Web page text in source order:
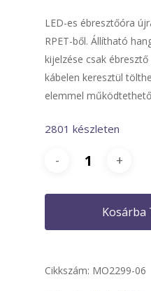
LED-es ébresztőóra
RPET-ből. Állítható
kijelzése csak
kábelen keresztül
elemmel
2801 készleten
Kosárba
Cikkszám: MO2299-06